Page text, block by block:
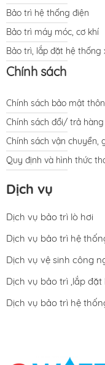
Bảo trì hệ thống điện
Bảo trì máy móc, cơ khí
Bảo trì, lắp đặt hệ thống
Chính sách
Chính sách bảo mật
Chính sách đổi/ trả
Chính sách vận chuyển,
Quy định và hình thức
Dịch vụ
Dịch vụ bảo trì lò hơi
Dịch vụ bảo trì hệ
Dịch vụ vệ sinh công
Dịch vụ bảo trì ,lắp
Dịch vụ bảo trì hệ